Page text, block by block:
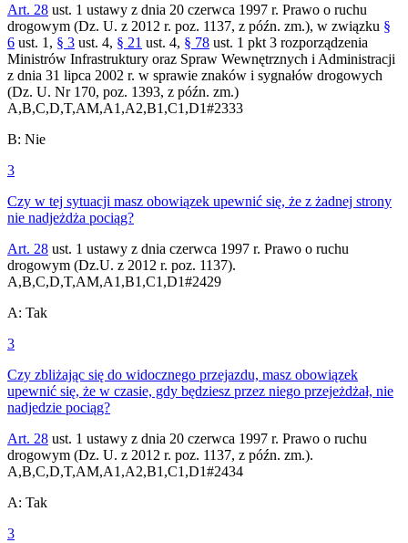
Art. 28 ust. 1 ustawy z dnia 20 czerwca 1997 r. Prawo o ruchu
drogowym (Dz. U. z 2012 r. poz. 1137, z późn. zm.), w związku §
6 ust. 1, § 3 ust. 4, § 21 ust. 4, § 78 ust. 1 pkt 3 rozporządzenia
Ministrów Infrastruktury oraz Spraw Wewnętrznych i Administracji
z dnia 31 lipca 2002 r. w sprawie znaków i sygnałów drogowych
(Dz. U. Nr 170, poz. 1393, z późn. zm.)
A,B,C,D,T,AM,A1,A2,B1,C1,D1#2333
B: Nie
3
Czy w tej sytuacji masz obowiązek upewnić się, że z żadnej strony
nie nadjeżdża pociąg?
Art. 28 ust. 1 ustawy z dnia czerwca 1997 r. Prawo o ruchu
drogowym (Dz.U. z 2012 r. poz. 1137).
A,B,C,D,T,AM,A1,B1,C1,D1#2429
A: Tak
3
Czy zbliżając się do widocznego przejazdu, masz obowiązek
upewnić się, że w czasie, gdy będziesz przez niego przejeżdżał, nie
nadjedzie pociąg?
Art. 28 ust. 1 ustawy z dnia 20 czerwca 1997 r. Prawo o ruchu
drogowym (Dz. U. z 2012 r. poz. 1137, z późn. zm.).
A,B,C,D,T,AM,A1,A2,B1,C1,D1#2434
A: Tak
3